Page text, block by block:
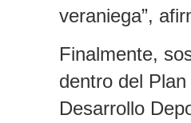
veraniega”,
Finalmente,
dentro del Plan
Desarrollo